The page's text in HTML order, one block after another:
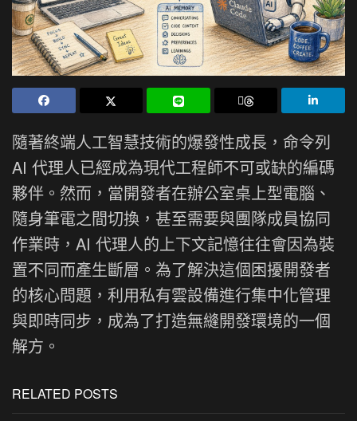
隨著終端人工智慧技術的爆發性成長，命令列
AI 代理人已經成為現代工程師不可或缺的編碼
夥伴。然而，當開發者在辦公室桌上型電腦、
隨身筆電之間切換，甚至需要與團隊成員協同
作業時，AI 代理人的上下文記憶往往會因為裝
置不同而產生斷層。為了解決這個困擾開發者
的核心問題，利用私有雲設備進行集中化管理
與即時同步，成為了打造無縫開發環境的一個
解方。
RELATED POSTS